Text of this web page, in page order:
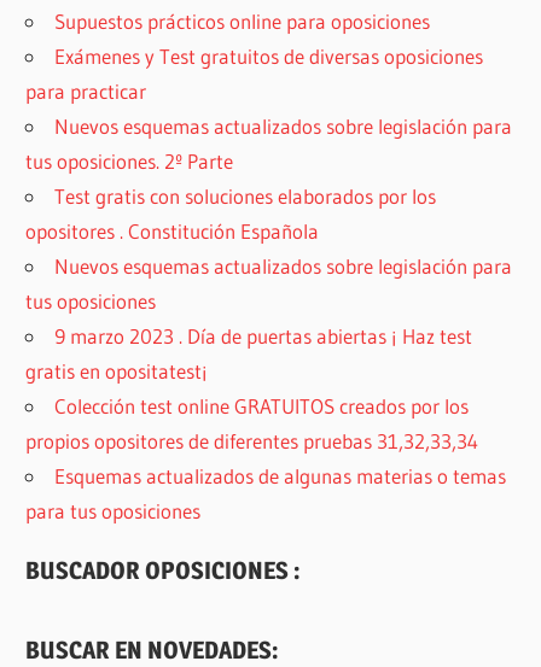
Supuestos prácticos online para oposiciones
Exámenes y Test gratuitos de diversas oposiciones
para practicar
Nuevos esquemas actualizados sobre legislación para
tus oposiciones. 2º Parte
Test gratis con soluciones elaborados por los
opositores . Constitución Española
Nuevos esquemas actualizados sobre legislación para
tus oposiciones
9 marzo 2023 . Día de puertas abiertas ¡ Haz test
gratis en opositatest¡
Colección test online GRATUITOS creados por los
propios opositores de diferentes pruebas 31,32,33,34
Esquemas actualizados de algunas materias o temas
para tus oposiciones
BUSCADOR OPOSICIONES :
BUSCAR EN NOVEDADES: